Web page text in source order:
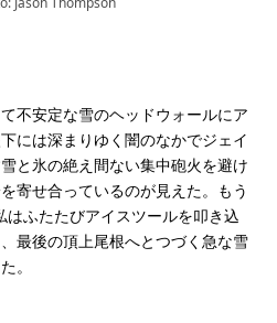
不安定な雪のヘッドウォールにア
には深まりゆく闇のなかでジェイ
と氷の絶え間ない集中砲火を避け
寄せ合っているのが見えた。もう
ふたたびアイスツールを叩き込
最後の頂上尾根へとつづく急な雪
。